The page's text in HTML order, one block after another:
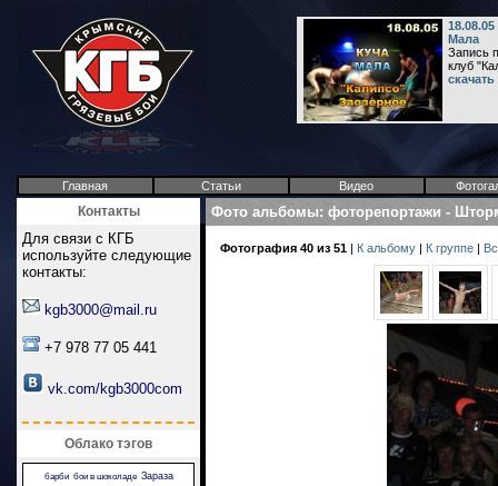
Мала
Запись
клуб
Главная Статьи Видео
Контакты
Для связи с КГБ
используйте следующие
контакты:
kgb3000@mail.ru
+7 978 77 05 441
vk.com/kgb3000com
Облако тэгов
барби бои в шоколаде Зараза
Фото альбомы: фоторепортажи -
Фотография 40 из 51 | К альбому | К группе |